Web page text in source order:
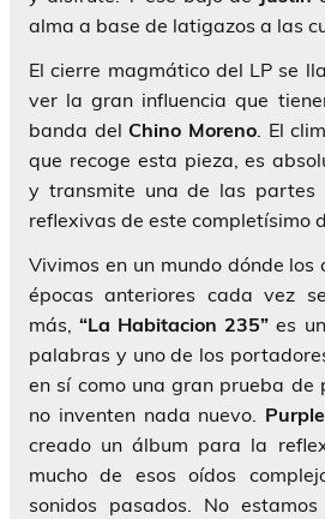
alma a base de latigazos a las
El cierre magmático del LP se
ver la gran influencia que
banda delChino Moreno. El
que recoge esta pieza, es
y transmite una de las partes
reflexivas de este completísimo
Vivimos en un mundo dónde los
épocas anteriores cada vez
más,“La Habitacion 235” es
palabras y uno de los
en sí como una gran prueba de
no inventen nada nuevo.
creado un álbum para la
mucho de esos oídos
sonidos pasados. No